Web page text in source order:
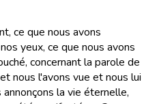
ce que nous avons
yeux, ce que nous avons
concernant la parole de
nous l'avons vue et nous lui
la vie éternelle,